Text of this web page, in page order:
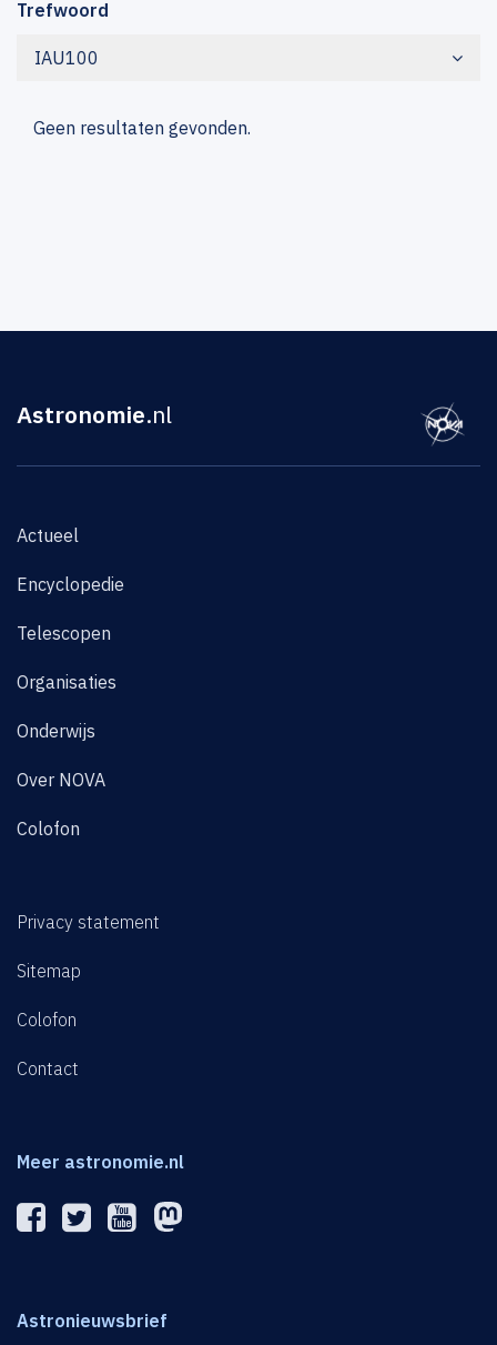
Trefwoord
IAU100
Geen resultaten gevonden.
Astronomie.nl
Actueel
Encyclopedie
Telescopen
Organisaties
Onderwijs
Over NOVA
Colofon
Privacy statement
Sitemap
Colofon
Contact
Meer astronomie.nl
Astronieuwsbrief